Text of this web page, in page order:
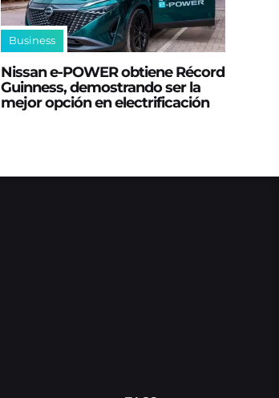
Business
Nissan e‑POWER obtiene Récord
Guinness, demostrando ser la
mejor opción en electrificación